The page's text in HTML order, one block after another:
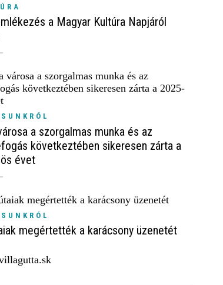
a Magyar Kultúra Napjáról
a szorgalmas munka és az
következtében sikeresen zárta a
évet
megértették a karácsony üzenetét